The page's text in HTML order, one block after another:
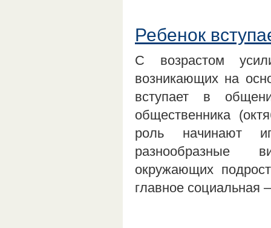
Ребенок
С возрастом
возникающих на
вступает в
общественника
роль начинают
разнообразные
окружающих
главное